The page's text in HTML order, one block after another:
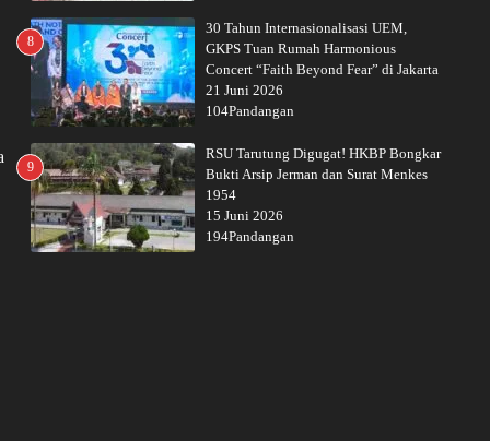
8
30 Tahun Internasionalisasi UEM,
GKPS Tuan Rumah Harmonious
Concert “Faith Beyond Fear” di Jakarta
21 Juni 2026
104Pandangan
9
RSU Tarutung Digugat! HKBP Bongkar
Bukti Arsip Jerman dan Surat Menkes
1954
15 Juni 2026
194Pandangan